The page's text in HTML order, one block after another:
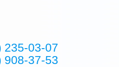
235-03-07
908-37-53